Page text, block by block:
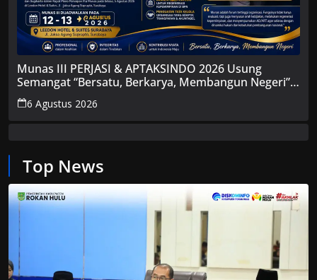
Munas III PERJASI & APTAKSINDO 2026 Usung
Semangat “Bersatu, Berkarya, Membangun Negeri”,
15 BPP Siap Hadir
6 Agustus 2026
Top News